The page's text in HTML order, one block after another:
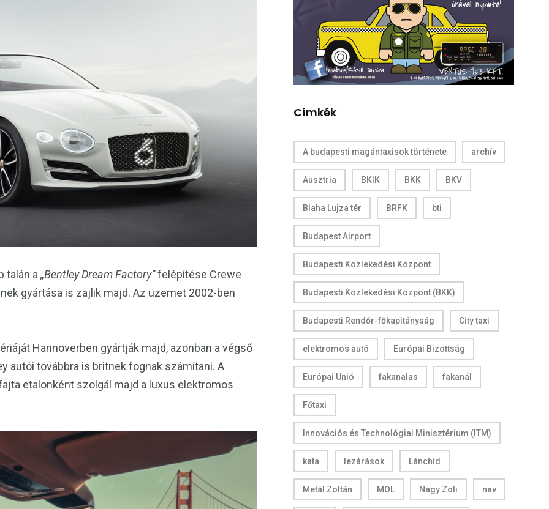
talán a „Bentley Dream Factory”felépítése Crewe
gyártása is zajlik majd. Az üzemet 2002-ben
Hannoverben gyártják majd, azonban a végső
autói továbbra is britnek fognak számítani. A
etalonként szolgál majd a luxus elektromos
Címkék
A budapesti magántaxisok története archív
Ausztria BKIK BKK BKV
Blaha Lujza tér BRFK bti
Budapest Airport
Budapesti Közlekedési Központ
Budapesti Közlekedési Központ (BKK)
Budapesti Rendőr-főkapitányság City taxi
elektromos autó Európai Bizottság
Európai Unió fakanalas fakanál
Főtaxi
Innovációs és Technológiai Minisztérium (ITM)
kata lezárások Lánchíd
Metál Zoltán MOL Nagy Zoli nav